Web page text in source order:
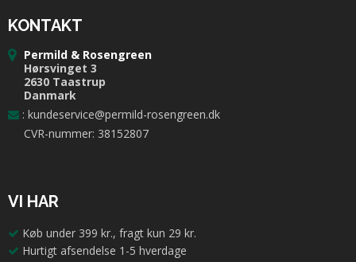
KONTAKT
Permild & Rosengreen
Hørsvinget 3
2630 Taastrup
Danmark
: kundeservice@permild-rosengreen.dk
CVR-nummer: 38152807
VI HAR
Køb under 399 kr., fragt kun 29 kr.
Hurtigt afsendelse 1-5 hverdage